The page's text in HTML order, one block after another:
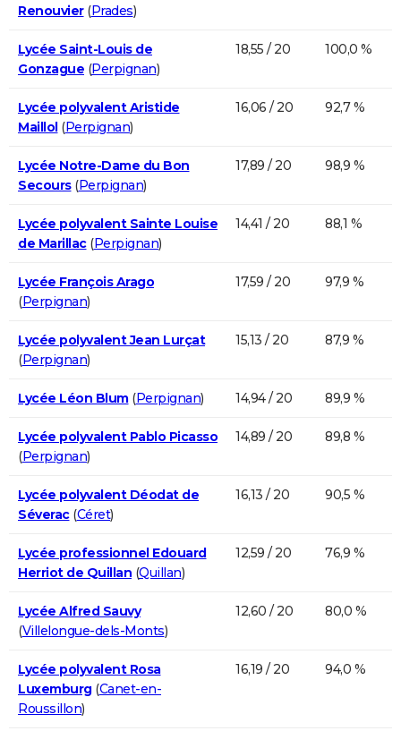
Renouvier(Prades)
Lycée Saint-Louis de
Gonzague (Perpignan)
18,55 / 20 100,0 %
Lycée polyvalent Aristide
Maillol(Perpignan)
16,06 / 20 92,7 %
Lycée Notre-Dame du Bon
Secours(Perpignan)
17,89 / 20 98,9 %
Lycée polyvalent Sainte Louise
de Marillac(Perpignan)
14,41 / 20 88,1 %
Lycée François Arago
(Perpignan)
17,59 / 20 97,9 %
Lycée polyvalent Jean Lurçat
(Perpignan)
15,13 / 20 87,9 %
Lycée Léon Blum(Perpignan) 14,94 / 20 89,9 %
Lycée polyvalent Pablo Picasso
(Perpignan)
14,89 / 20 89,8 %
Lycée polyvalent Déodat de
Séverac(Céret)
16,13 / 20 90,5 %
Lycée professionnel Edouard
Herriot de Quillan (Quillan)
12,59 / 20 76,9 %
Lycée Alfred Sauvy
(Villelongue-dels-Monts)
12,60 / 20 80,0 %
Lycée polyvalent Rosa
Luxemburg(Canet-en-
Roussillon)
16,19 / 20 94,0 %